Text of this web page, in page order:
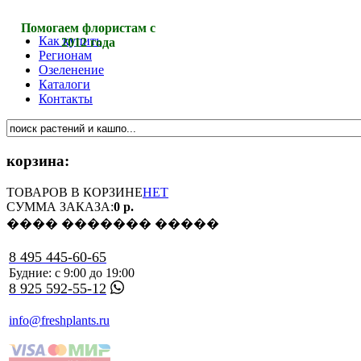
Помогаем флористам с
2012 года
Как купить
Регионам
Озеленение
Каталоги
Контакты
корзина:
ТОВАРОВ В КОРЗИНЕНЕТ
СУММА ЗАКАЗА:0 р.
���� ������� �����
8 495 445-60-65
Будние: с 9:00 до 19:00
8 925 592-55-12
info@freshplants.ru